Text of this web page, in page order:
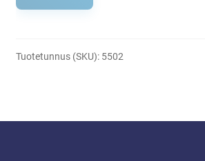
Tuotetunnus (SKU): 5502